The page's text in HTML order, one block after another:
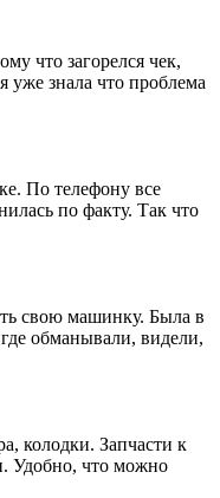
что загорелся чек,
уже знала что проблема
По телефону все
по факту. Так что
свою машинку. Была в
обманывали, видели,
колодки. Запчасти к
Удобно, что можно